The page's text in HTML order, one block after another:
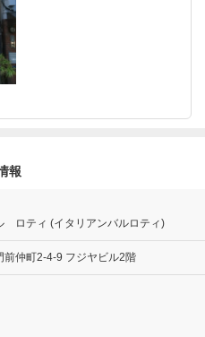
報
ロティ (イタリアンバルロティ)
前仲町2-4-9 フジヤビル2階